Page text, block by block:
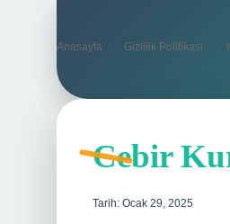
Anasayfa Gizlilik Politikası
Cebir
Tarih: Ocak 29, 2025